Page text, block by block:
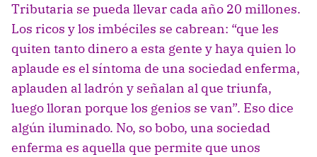
Tributaria se pueda llevar cada año 20 millones.
Los ricos y los imbéciles se cabrean: “que les
quiten tanto dinero a esta gente y haya quien lo
aplaude es el síntoma de una sociedad enferma,
aplauden al ladrón y señalan al que triunfa,
luego lloran porque los genios se van”. Eso dice
algún iluminado. No, so bobo, una sociedad
enferma es aquella que permite que unos